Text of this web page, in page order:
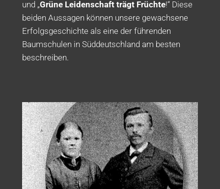
und „Grüne Leidenschaft trägt Früchte!“ Diese
beiden Aussagen können unsere gewachsene
Erfolgsgeschichte als eine der führenden
Baumschulen in Süddeutschland am besten
beschreiben.